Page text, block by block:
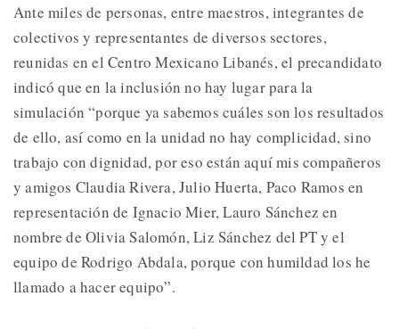
Ante miles de personas, entre maestros, integrantes de
colectivos y representantes de diversos sectores,
reunidas en el Centro Mexicano Libanés, el precandidato
indicó que en la inclusión no hay lugar para la
simulación “porque ya sabemos cuáles son los resultados
de ello, así como en la unidad no hay complicidad, sino
trabajo con dignidad, por eso están aquí mis compañeros
y amigos Claudia Rivera, Julio Huerta, Paco Ramos en
representación de Ignacio Mier, Lauro Sánchez en
nombre de Olivia Salomón, Liz Sánchez del PT y el
equipo de Rodrigo Abdala, porque con humildad los he
llamado a hacer equipo”.